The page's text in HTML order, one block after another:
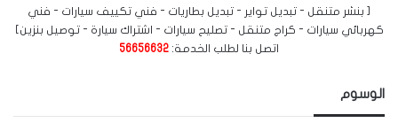
[ بنشر متنقل - تبديل تواير - تبديل بطاريات - فني تكييف سيارات - فني
كهربائي سيارات - كراج متنقل - تصليح سيارات - اشتراك سيارة - توصيل بنزين]
اتصل بنا لطلب الخدمة: 56656632
الوسوم